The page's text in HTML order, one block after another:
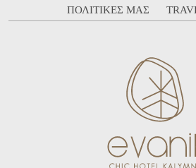
ΠΟΛΙΤΙΚΕΣ ΜΑΣ